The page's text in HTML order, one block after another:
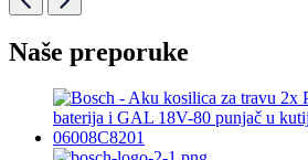
Naše preporuke